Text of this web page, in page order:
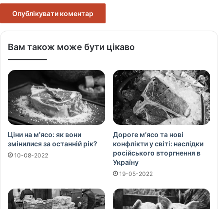
Вам також може бути цікаво
Ціни на м’ясо: як вони
змінилися за останній рік?
10-08-2022
Дороге м’ясо та нові
конфлікти у світі: наслідки
російського вторгнення в
Україну
19-05-2022